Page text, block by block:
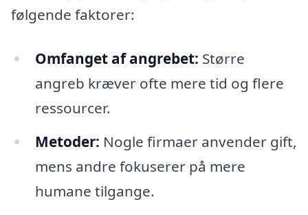
følgende faktorer:
Omfanget af angrebet: Større
angreb kræver ofte mere tid og flere
ressourcer.
Metoder: Nogle firmaer anvender gift,
mens andre fokuserer på mere
humane tilgange.